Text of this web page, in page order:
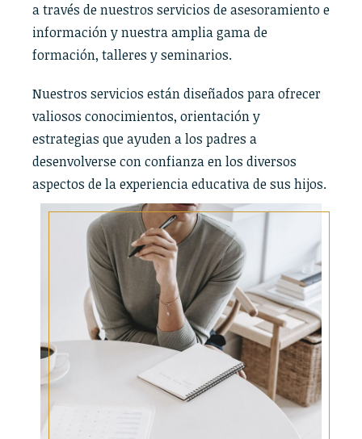
a través de nuestros servicios de asesoramiento e
información y nuestra amplia gama de
formación, talleres y seminarios.
Nuestros servicios están diseñados para ofrecer
valiosos conocimientos, orientación y
estrategias que ayuden a los padres a
desenvolverse con confianza en los diversos
aspectos de la experiencia educativa de sus hijos.